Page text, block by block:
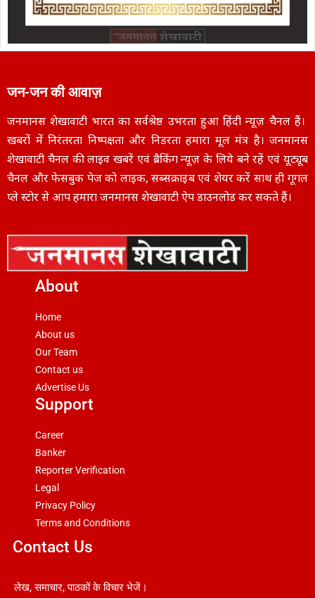
जन-जन की आवाज़
जनमानस शेखावाटी भारत का सर्वश्रेष्ठ उभरता हुआ हिंदी न्यूज़ चैनल हैं।
खबरों में निरंतरता निष्पक्षता और निडरता हमारा मूल मंत्र है। जनमानस
शेखावाटी चैनल की लाइव खबरें एवं ब्रैकिंग न्यूज़ के लिये बने रहें एवं यूट्यूब
चैनल और फेसबुक पेज को लाइक, सब्सक्राइब एवं शेयर करें साथ ही गूगल
प्ले स्टोर से आप हमारा जनमानस शेखावाटी ऐप डाउनलोड कर सकते हैं।
About
Home
About us
Our Team
Contact us
Advertise Us
Support
Career
Banker
Reporter Verification
Legal
Privacy Policy
Terms and Conditions
Contact Us
लेख, समाचार, पाठकों के विचार भेजें।